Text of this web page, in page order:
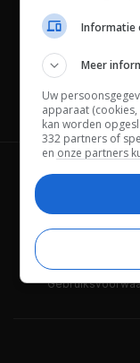
Channels
Wie is FWD
Adverteren
Informatie
Meer
Uw
apparaat
kan worden
332 partners of
en onze partners
Bepaalde
beheren. Zoek
een link om uw
privacy- en cookie-